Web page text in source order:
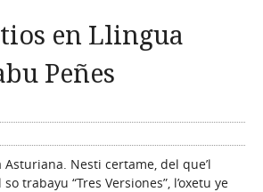
en Llingua
Peñes
Nesti certame, del que’l
trabayu “Tres Versiones”, l’oxetu ye